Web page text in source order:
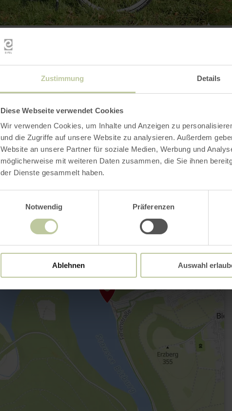
Zustimmung Details
Diese Webseite verwendet Cookies
Wir verwenden Cookies, um Inhalte und Anzeigen zu
und die Zugriffe auf unsere Website zu analysieren. Außerdem
Website an unsere Partner für soziale Medien, Werbung und
möglicherweise mit weiteren Daten zusammen, die Sie ihnen
der Dienste gesammelt haben.
Notwendig
Präferenzen
Ablehnen Auswahl